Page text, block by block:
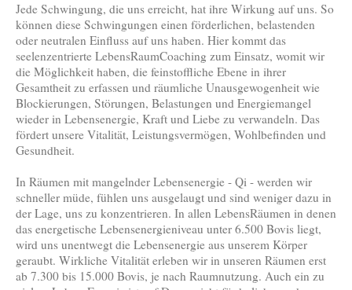
Jede Schwingung, die uns erreicht, hat ihre Wirkung auf uns. So
können diese Schwingungen einen förderlichen, belastenden
oder neutralen Einfluss auf uns haben. Hier kommt das
seelenzentrierte LebensRaumCoaching zum Einsatz, womit wir
die Möglichkeit haben, die feinstoffliche Ebene in ihrer
Gesamtheit zu erfassen und räumliche Unausgewogenheit wie
Blockierungen, Störungen, Belastungen und Energiemangel
wieder in Lebensenergie, Kraft und Liebe zu verwandeln. Das
fördert unsere Vitalität, Leistungsvermögen, Wohlbefinden und
Gesundheit.
In Räumen mit mangelnder Lebensenergie - Qi - werden wir
schneller müde, fühlen uns ausgelaugt und sind weniger dazu in
der Lage, uns zu konzentrieren. In allen LebensRäumen in denen
das energetische Lebensenergieniveau unter 6.500 Bovis liegt,
wird uns unentwegt die Lebensenergie aus unserem Körper
geraubt. Wirkliche Vitalität erleben wir in unseren Räumen erst
ab 7.300 bis 15.000 Bovis, je nach Raumnutzung. Auch ein zu